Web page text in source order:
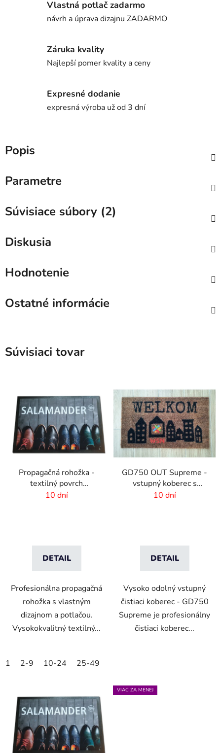
Vlastná potlač zadarmo
návrh a úprava dizajnu ZADARMO
Záruka kvality
Najlepší pomer kvality a ceny
Expresné dodanie
expresná výroba už od 3 dní
Popis
Parametre
Súvisiace súbory (2)
Diskusia
Hodnotenie
Ostatné informácie
Súvisiaci tovar
Propagačná rohožka -
textilný povrch
-115x180 cm
10 dní
DETAIL
Profesionálna propagačná
rohožka s vlastným
dizajnom a potlačou.
Vysokokvalitný textilný...
1 2-9 10-24 25-49
GD750 OUT Supreme -
vstupný koberec s
vlastnou potlačou
10 dní
DETAIL
Vysoko odolný vstupný
čistiaci koberec - GD750
Supreme je profesionálny
čistiaci koberec...
VIAC ZA MENEJ